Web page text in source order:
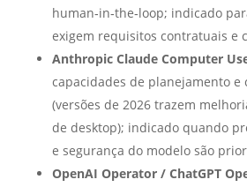
human‑in‑the‑loop; indicado
exigem requisitos contratuais e
Anthropic Claude Computer
capacidades de planejamento e
(versões de 2026 trazem
de desktop); indicado quando
e segurança do modelo são
OpenAI Operator / ChatGPT